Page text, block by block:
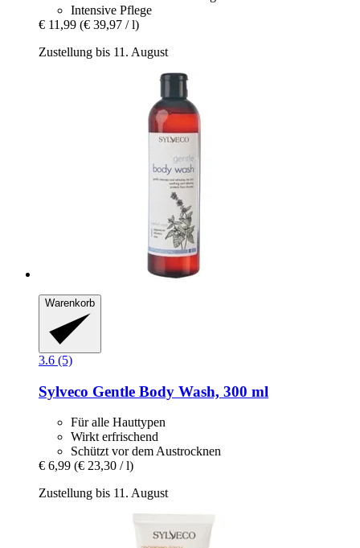
Intensive Pflege
€ 11,99 (€ 39,97 / l)
Zustellung bis 11. August
Warenkorb
3.6 (5)
Sylveco Gentle Body Wash, 300 ml
Für alle Hauttypen
Wirkt erfrischend
Schützt vor dem Austrocknen
€ 6,99 (€ 23,30 / l)
Zustellung bis 11. August